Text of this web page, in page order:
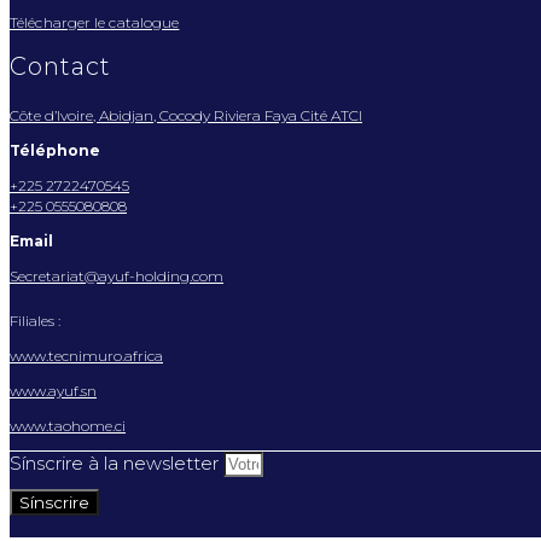
Télécharger le catalogue
Contact
Côte d’Ivoire, Abidjan, Cocody Riviera Faya Cité ATCI
Téléphone
+225 2722470545
+225 0555080808
Email
Secretariat@ayuf-holding.com
Filiales :
www.tecnimuro.africa
www.ayuf.sn
www.taohome.ci
Sínscrire à la newsletter
Sínscrire